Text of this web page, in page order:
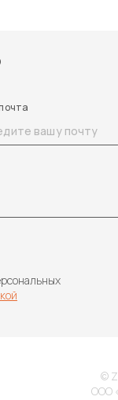
©
ООО